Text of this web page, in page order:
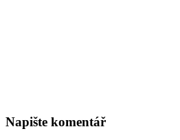
Napište komentář